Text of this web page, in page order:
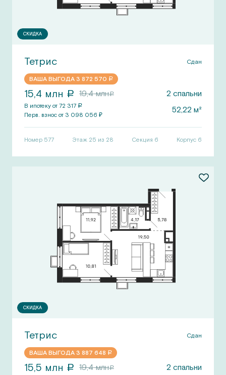
СКИДКА
Тетрис Сдан
ВАША ВЫГОДА 3 872 570 a
15,4 млн a 19,4млнa 2 спальни
В ипотеку от 72 317 a
Перв. взнос от 3 098 056 ₽ 52,22 м²
Номер 577 Этаж 25 из 28 Секция 6 Корпус 6
СКИДКА
Тетрис Сдан
ВАША ВЫГОДА 3 887 648 a
15,5 млн a 19,4млнa 2 спальни